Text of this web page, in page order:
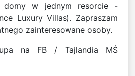
w jednym resorcie -
Luxury Villas). Zapraszam
zainteresowane osoby.
na FB / Tajlandia MŚ